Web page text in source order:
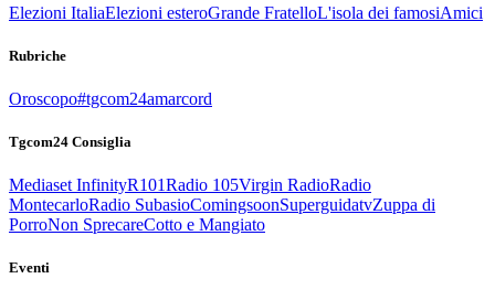
Elezioni ItaliaElezioni esteroGrande FratelloL'isola dei famosiAmici
Rubriche
Oroscopo#tgcom24amarcord
Tgcom24 Consiglia
Mediaset InfinityR101Radio 105Virgin RadioRadio
MontecarloRadio SubasioComingsoonSuperguidatvZuppa di
PorroNon SprecareCotto e Mangiato
Eventi